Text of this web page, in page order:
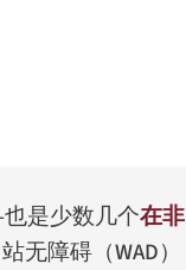
是少数几个在非
障碍（WAD）